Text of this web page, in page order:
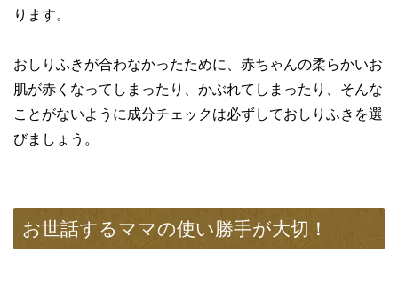
ります。
おしりふきが合わなかったために、赤ちゃんの柔らかいお
肌が赤くなってしまったり、かぶれてしまったり、そんな
ことがないように成分チェックは必ずしておしりふきを選
びましょう。
お世話するママの使い勝手が大切！